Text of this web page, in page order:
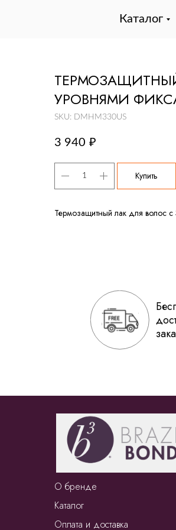
Каталог
УРОВНЯМИ
SKU: DMHM330US
3 940 ₽
Купить
Термозащитный лак для волос
О бренде
Каталог
Оплата и доставка